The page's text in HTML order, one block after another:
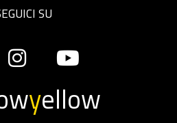
SU
yellow